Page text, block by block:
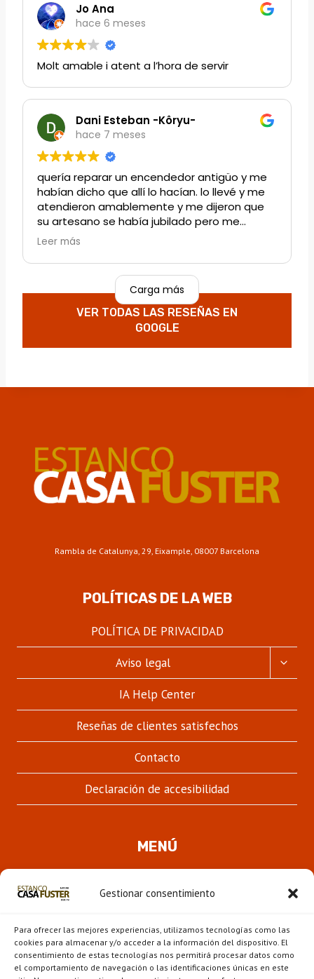
Gestionar consentimiento
Para ofrecer las mejores experiencias, utilizamos tecnologías como las
cookies para almacenar y/o acceder a la información del dispositivo. El
consentimiento de estas tecnologías nos permitirá procesar datos como
el comportamiento de navegación o las identificaciones únicas en este
Jo Ana
hace 6 meses
Molt amable i atent a l’hora de servir
Dani Esteban -Kôryu-
hace 7 meses
quería reparar un encendedor antigüo y me
habían dicho que allí lo hacían. lo llevé y me
atendieron amablemente y me dijeron que
su artesano se había jubilado pero me
recomendaron otro establecimiento de
Perfecto. ya lo estan reparando. buen
servicio y amabilidad
Leer más
Carga más
VER TODAS LAS RESEÑAS EN
GOOGLE
Rambla de Catalunya, 29, Eixample, 08007 Barcelona
POLÍTICAS DE LA WEB
POLÍTICA DE PRIVACIDAD
Aviso legal
IA Help Center
Reseñas de clientes satisfechos
Contacto
Declaración de accesibilidad
MENÚ
HIJO
Novedades
Escaparate